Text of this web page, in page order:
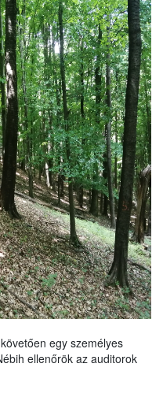
egy személyes
ellenőrök az auditorok